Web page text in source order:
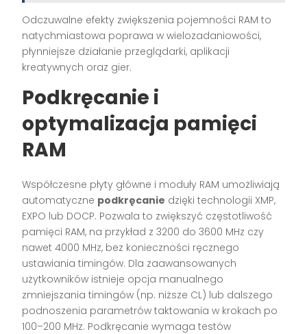
Odczuwalne efekty zwiększenia pojemności RAM to
natychmiastowa poprawa w wielozadaniowości,
płynniejsze działanie przeglądarki, aplikacji
kreatywnych oraz gier.
Podkręcanie i
optymalizacja pamięci
RAM
Współczesne płyty główne i moduły RAM umożliwiają
automatyczne podkręcanie dzięki technologii XMP,
EXPO lub DOCP. Pozwala to zwiększyć częstotliwość
pamięci RAM, na przykład z 3200 do 3600 MHz czy
nawet 4000 MHz, bez konieczności ręcznego
ustawiania timingów. Dla zaawansowanych
użytkowników istnieje opcja manualnego
zmniejszania timingów (np. niższe CL) lub dalszego
podnoszenia parametrów taktowania w krokach po
100–200 MHz. Podkręcanie wymaga testów